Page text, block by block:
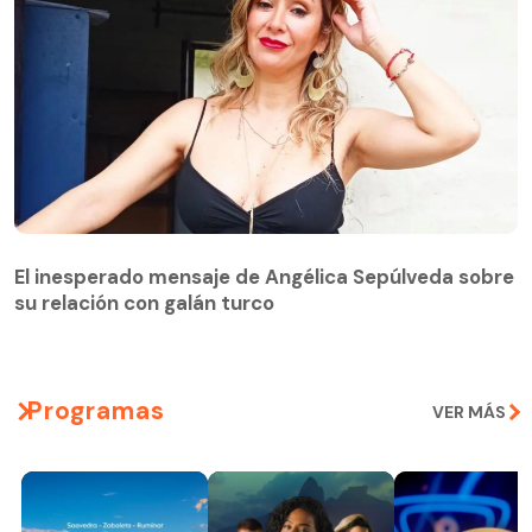
El inesperado mensaje de Angélica Sepúlveda sobre
su relación con galán turco
Programas VER MÁS